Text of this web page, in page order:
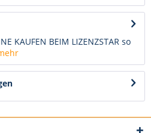
KAUFEN BEIM LIZENZSTAR so